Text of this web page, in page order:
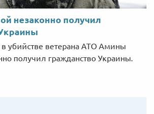
незаконно получил
убийстве ветерана АТО Амины
получил гражданство Украины.